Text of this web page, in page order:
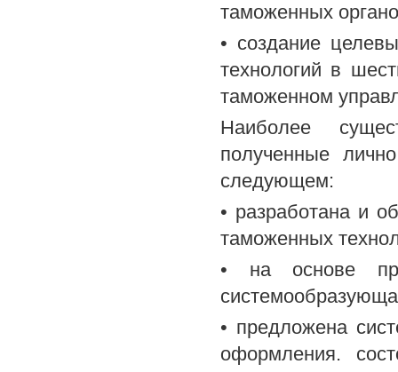
таможенных
• создание
технологий в
таможенном
Наиболее
полученные
следующем:
• разработана и
таможенных
• на основе
• предложена
оформления.